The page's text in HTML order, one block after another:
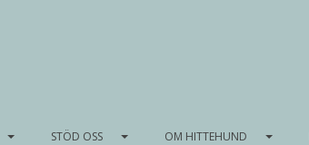
STÖD OSS OM HITTEHUND